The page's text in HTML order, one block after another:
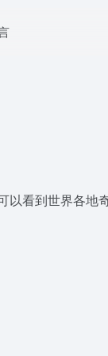
以看到世界各地